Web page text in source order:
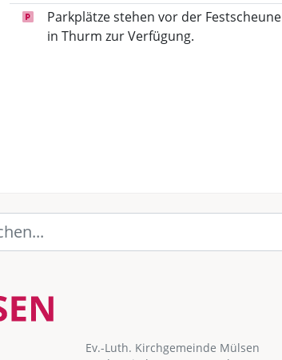
Parkplätze stehen vor der Festscheune
in Thurm zur Verfügung.
Ev.-Luth. Kirchgemeinde Mülsen